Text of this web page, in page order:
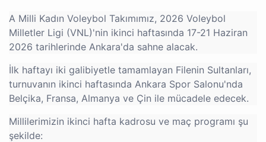
A Milli Kadın Voleybol Takımımız, 2026 Voleybol
Milletler Ligi (VNL)'nin ikinci haftasında 17-21 Haziran
2026 tarihlerinde Ankara'da sahne alacak.
İlk haftayı iki galibiyetle tamamlayan Filenin Sultanları,
turnuvanın ikinci haftasında Ankara Spor Salonu'nda
Belçika, Fransa, Almanya ve Çin ile mücadele edecek.
Millilerimizin ikinci hafta kadrosu ve maç programı şu
şekilde: